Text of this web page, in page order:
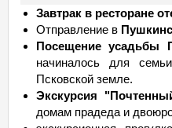
Завтрак в ресторане
Отправление в
Посещение усадьбы
начиналось для
Псковской земле.
Экскурсия
домам прадеда и